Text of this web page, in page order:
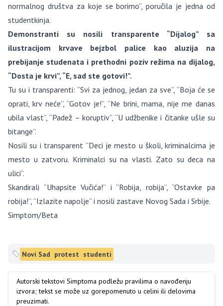
normalnog društva za koje se borimo”, poručila je jedna od
studentkinja.
Demonstranti su nosili transparente “Dijalog” sa
ilustracijom krvave bejzbol palice kao aluzija na
prebijanje studenata i prethodni poziv režima na dijalog,
“Dosta je krvi”, “E, sad ste gotovi!”.
Tu su i transparenti: “Svi za jednog, jedan za sve”, “Boja će se
oprati, krv neće”, “Gotov je!”, “Ne brini, mama, nije me danas
ubila vlast”, “Padež – koruptiv”, “U udžbenike i čitanke ušle su
bitange”.
Nosili su i transparent “Deci je mesto u školi, kriminalcima je
mesto u zatvoru. Kriminalci su na vlasti. Zato su deca na
ulici”.
Skandirali “Uhapsite Vučića!” i “Robija, robija”, “Ostavke pa
robija!”, “Izlazite napolje” i nosili zastave Novog Sada i Srbije.
Simptom/Beta
Novi Sad protest studenti
Autorski tekstovi Simptoma podležu pravilima o navođenju
izvora; tekst se može uz gorepomenuto u celini ili delovima
preuzimati.